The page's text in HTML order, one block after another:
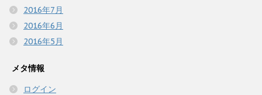
2016年7月
2016年6月
2016年5月
メタ情報
ログイン